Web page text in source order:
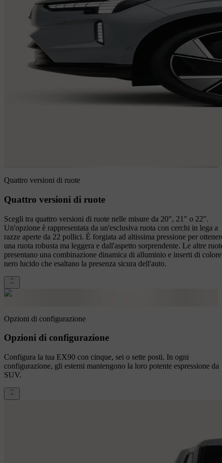
Quattro versioni di ruote
Quattro versioni di ruote
Scegli tra quattro versioni di ruote nelle misure da 20", 21" o 22".
Un'opzione è rappresentata da un'esclusiva ruota con cerchi in lega a
razze aperte da 22 pollici. È forgiata ad altissima pressione per
una ruota robusta ma leggera e dall'aspetto sorprendente. Le altre
presentano una combinazione dinamica di alluminio e inserti di colore
nero lucido che esaltano la presenza sicura dell'auto.
Opzioni di configurazione
Opzioni di configurazione
Configura la tua EX90 con cinque, sei o sette posti. In ogni
configurazione, gli esterni mantengono la loro potente espressione da
SUV.